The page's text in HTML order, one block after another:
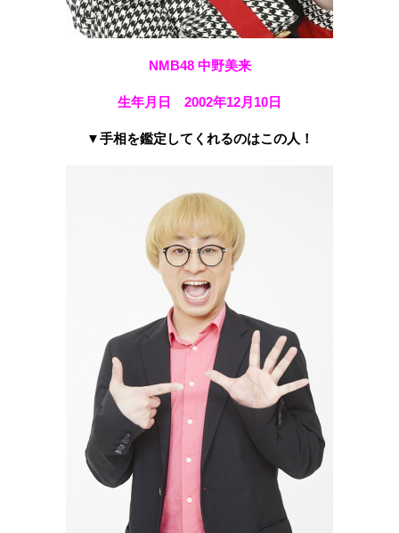
NMB48 中野美来
生年月日 2002年12月10日
▼手相を鑑定してくれるのはこの人！